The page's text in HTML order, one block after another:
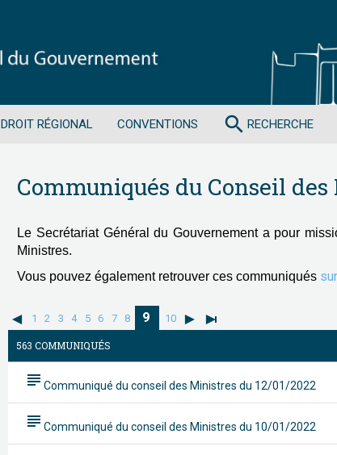
DROIT RÉGIONAL CONVENTIONS search RECHERCHE
Communiqués du Conseil
Le Secrétariat Général du Gouvernement a pour
Ministres.
Vous pouvez également retrouver ces communiqués
1 2 3 4 5 6 7 8 9 10
563 COMMUNIQUÉS
subject Communiqué du conseil des Ministres du 12/01/2022
subject Communiqué du conseil des Ministres du 10/01/2022